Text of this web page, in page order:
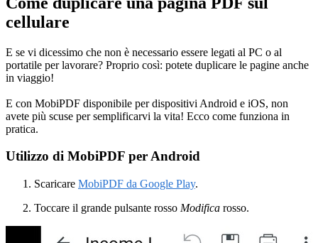
cellulare
E se vi dicessimo che non è necessario essere legati al PC o al
portatile per lavorare? Proprio così: potete duplicare le pagine anche
in viaggio!
E con MobiPDF disponibile per dispositivi Android e iOS, non
avete più scuse per semplificarvi la vita! Ecco come funziona in
pratica.
Utilizzo di MobiPDF per Android
Scaricare MobiPDF da Google Play.
Toccare il grande pulsante rosso Modifica rosso.